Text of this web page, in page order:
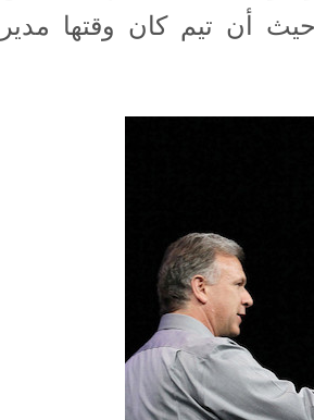
أن تيم كان وقتها مدير